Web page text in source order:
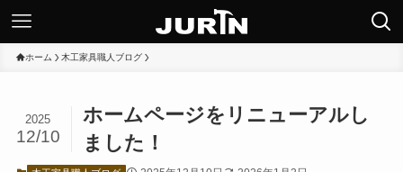
ホーム 木工家具職人ブログ
ホームページをリニューアルし
ました！
2025
12/10